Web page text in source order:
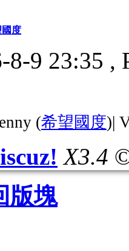
度
8-9 23:35 ,
(希望國度)|
X3.4
版塊